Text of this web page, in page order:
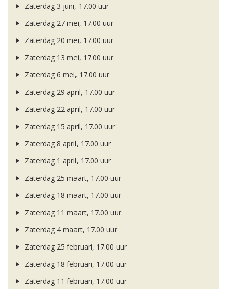
Zaterdag 3 juni, 17.00 uur
Zaterdag 27 mei, 17.00 uur
Zaterdag 20 mei, 17.00 uur
Zaterdag 13 mei, 17.00 uur
Zaterdag 6 mei, 17.00 uur
Zaterdag 29 april, 17.00 uur
Zaterdag 22 april, 17.00 uur
Zaterdag 15 april, 17.00 uur
Zaterdag 8 april, 17.00 uur
Zaterdag 1 april, 17.00 uur
Zaterdag 25 maart, 17.00 uur
Zaterdag 18 maart, 17.00 uur
Zaterdag 11 maart, 17.00 uur
Zaterdag 4 maart, 17.00 uur
Zaterdag 25 februari, 17.00 uur
Zaterdag 18 februari, 17.00 uur
Zaterdag 11 februari, 17.00 uur